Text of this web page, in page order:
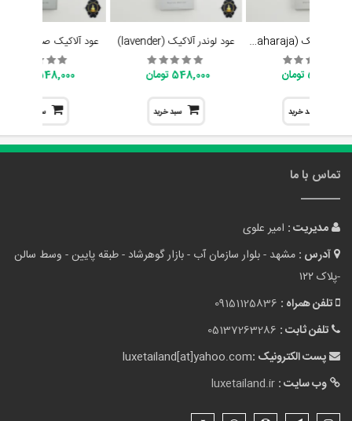
عود مهاراجه آلاکیک (Maharaja)
548,000 تومان
سبد خرید
عود لوندر آلاکیک (lavender)
548,000 تومان
سبد خرید
عود آلاکیک صندل (Sandal)
548,000 تومان
سبد خرید
تماس با ما
مدیریت : امیر علوی
آدرس : مشهد - بلوار سازمان آب - بازار گوهرشاد - طبقه پایین - وسط سالن
-پلاک ۱۲۲
تلفن همراه : 09151125836
تلفن ثابت : 05137263286
پست الکترونیک :luxetailand[at]yahoo.com
وب سایت : luxetailand.ir